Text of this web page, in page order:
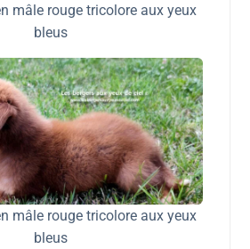
mâle rouge tricolore aux yeux
bleus
mâle rouge tricolore aux yeux
bleus